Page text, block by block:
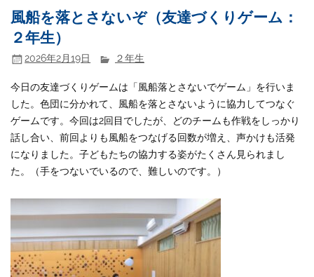
風船を落とさないぞ（友達づくりゲーム：
２年生）
2026年2月19日 ２年生
今日の友達づくりゲームは「風船落とさないでゲーム」を行いま
した。色団に分かれて、風船を落とさないように協力してつなぐ
ゲームです。今回は2回目でしたが、どのチームも作戦をしっかり
話し合い、前回よりも風船をつなげる回数が増え、声かけも活発
になりました。子どもたちの協力する姿がたくさん見られまし
た。（手をつないでいるので、難しいのです。）